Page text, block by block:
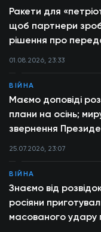
Ракети для
щоб партнери
рішення про
01.08.2026, 23:33
ВІЙНА
Маємо доповіді
плани на осінь;
звернення
25.07.2026, 23:07
ВІЙНА
Знаємо від
росіяни
масованого удару